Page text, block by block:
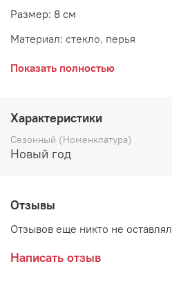
Размер: 8 см
Материал: стекло, перья
Цвет: золото
Поставщик: Goodwill
Коллекция: GREAT GATSBY
Показать полностью
Характеристики
Сезонный (Номенклатура)
Новый год
Отзывы
Отзывов еще никто не оставлял
Написать отзыв